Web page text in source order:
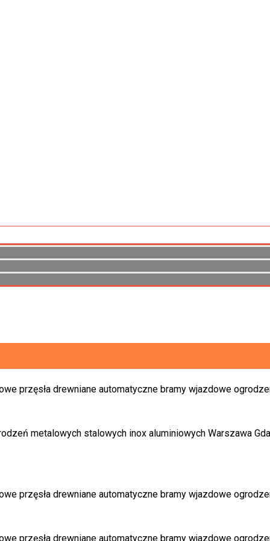
prywatnych. Wstawianie balustrad balkonowych,
do gustu tym, którzy szukają prostej, współgrającej z
Bloczki modułowe stawiać można w różnych
do posesji o minimalistycznym stylu i doskonale komponuje
małej architektury.
przez naszą firmę.
są w różnych kolorach.
granitu wysokiej jakości.
wymiarze.
podmurówki - 504 x 280 x 200 mm oraz 504 x 200 x 200